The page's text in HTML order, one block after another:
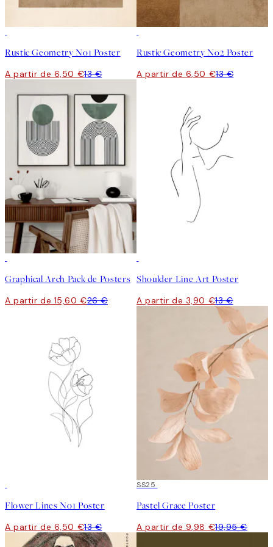
Rustic Geometry No1 Poster
A partir de 6,50 €13 €
Rustic Geometry No2 Poster
A partir de 6,50 €13 €
Graphical Arch Pack de Posters
A partir de 15,60 €26 €
Shoulder Line Art Poster
A partir de 3,90 €13 €
Flower Lines No1 Poster
A partir de 6,50 €13 €
50%*
SS25
Pastel Grace Poster
A partir de 9,98 €19,95 €